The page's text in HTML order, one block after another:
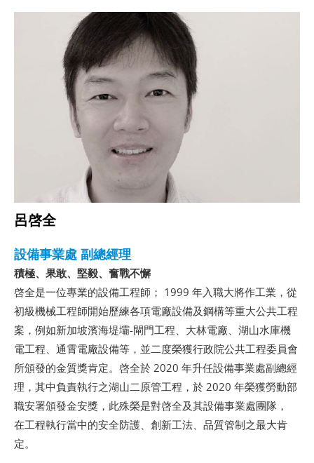
呂啓全
設備事業處 副總經理
積極、果敢、堅毅、奮戰不懈
啓全是一位專業的設備工程師； 1999 年入職大將作工業，從
初級機械工程師開始歷練各項電廠設備及鋼構等重大公共工程
案，例如新加坡濱海堤壩-閘門工程、大林電廠、湖山水庫機
電工程、通霄電廠設備等，並二度榮獲行政院公共工程委員會
所頒發的金質獎肯定。啓全於 2020 年升任設備事業處副總經
理，其中負責執行之湖山二原管工程，於 2020 年榮獲勞動部
職安署頒發金安獎，此殊榮是對啓全及其設備事業處團隊，
在工程執行當中的安全防護、創新工法、品質管制之最大肯
定。